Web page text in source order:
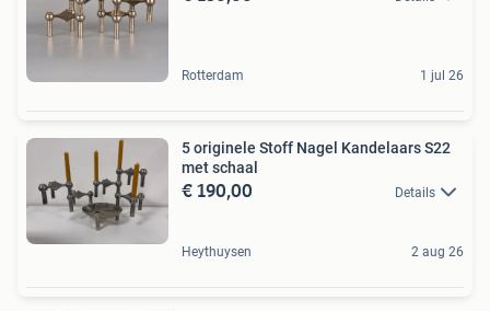
Rotterdam 1 jul 26
5 originele Stoff Nagel Kandelaars S22
met schaal
€ 190,00 Details
Heythuysen 2 aug 26